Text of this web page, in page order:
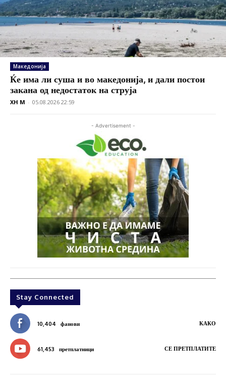
Македонија
Ќе има ли суша и во македонија, и дали постои
закана од недостаток на струја
XH M - 05.08.2026 22:59
- Advertisement -
Stay Connected
10,404 фанови КАКО
61,453 претплатници СЕ ПРЕТПЛАТИТЕ